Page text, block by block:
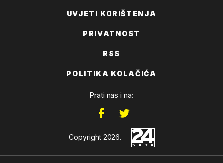
UVJETI KORIŠTENJA
PRIVATNOST
RSS
POLITIKA KOLAČIĆA
Prati nas i na:
Copyright 2026.